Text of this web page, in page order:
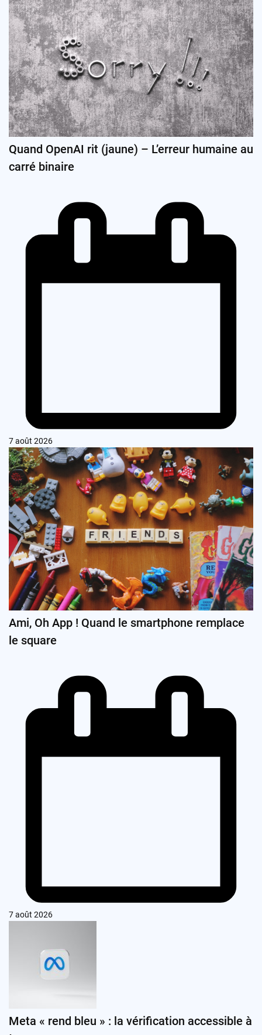
Quand OpenAI rit (jaune) – L’erreur humaine au
carré binaire
7 août 2026
Ami, Oh App ! Quand le smartphone remplace
le square
7 août 2026
Meta « rend bleu » : la vérification accessible à